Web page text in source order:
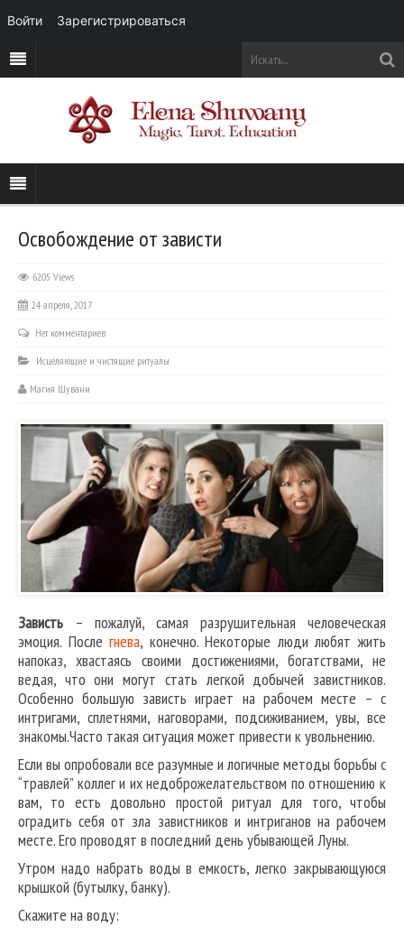
Освобождение от зависти
6205 Views
24 апреля, 2017
Нет комментариев
Исцеляющие и чистящие ритуалы
Магия Шувани
Зависть – пожалуй, самая разрушительная человеческая
эмоция. Послегнева, конечно. Некоторые люди любят жить
напоказ, хвастаясь своими достижениями, богатствами, не
ведая, что они могут стать легкой добычей завистников.
Особенно большую зависть играет на рабочем месте – с
интригами, сплетнями, наговорами, подсиживанием, увы, все
знакомы.Часто такая ситуация может привести к увольнению.
Если вы опробовали все разумные и логичные методы борьбы с
“травлей” коллег и их недоброжелательством по отношению к
вам, то есть довольно простой ритуал для того, чтобы
оградить себя от зла завистников и интриганов на рабочем
месте. Его проводят в последний день убывающей Луны.
Утром надо набрать воды в емкость, легко закрывающуюся
крышкой (бутылку, банку).
Скажите на воду:
Войти Зарегистрироваться